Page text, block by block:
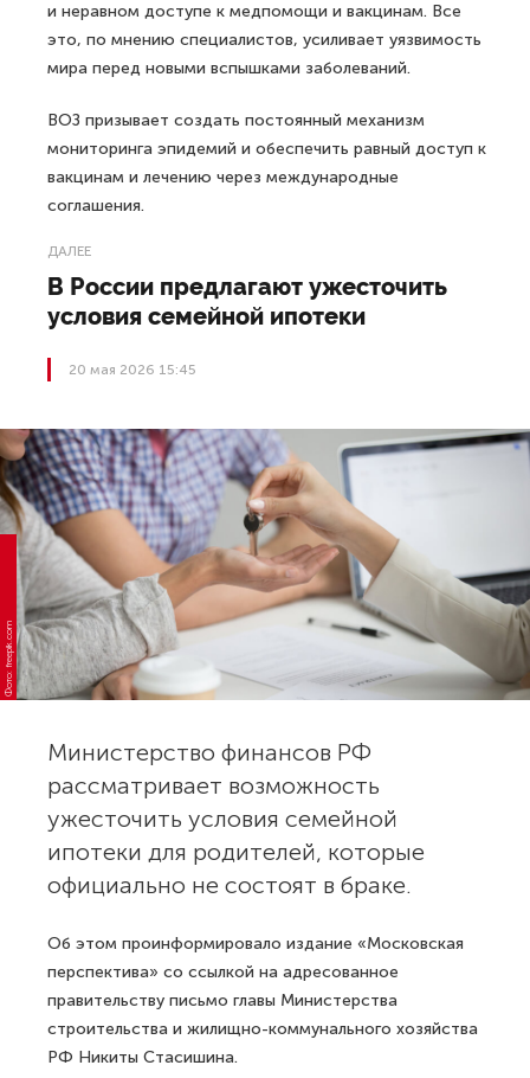
и неравном доступе к медпомощи и вакцинам. Все
это, по мнению специалистов, усиливает уязвимость
мира перед новыми вспышками заболеваний.
ВОЗ призывает создать постоянный механизм
мониторинга эпидемий и обеспечить равный доступ к
вакцинам и лечению через международные
соглашения.
ДАЛЕЕ
В России предлагают ужесточить
условия семейной ипотеки
20 мая 2026 15:45
Фото: freepik.com
Министерство финансов РФ
рассматривает возможность
ужесточить условия семейной
ипотеки для родителей, которые
официально не состоят в браке.
Об этом проинформировало издание «Московская
перспектива» со ссылкой на адресованное
правительству письмо главы Министерства
строительства и жилищно-коммунального хозяйства
РФ Никиты Стасишина.